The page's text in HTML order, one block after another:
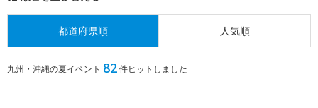
都道府県順 人気順
九州・沖縄の夏イベント 82件ヒットしました